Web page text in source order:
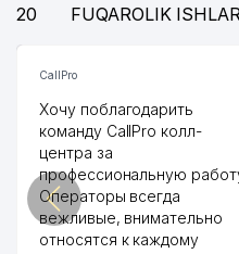
20
FUQAROLIK
CallPro
Хочу поблагодарить
команду CallPro колл-
центра за
профессиональную
Операторы всегда
вежливые, внимательно
относятся к каждому